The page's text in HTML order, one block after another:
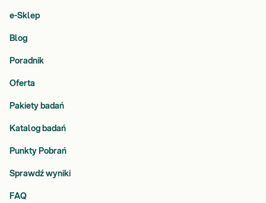
e-Sklep
Blog
Poradnik
Oferta
Pakiety badań
Katalog badań
Punkty Pobrań
Sprawdź wyniki
FAQ